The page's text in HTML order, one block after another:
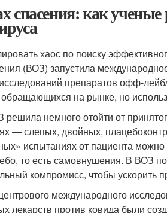
спасения: как
хаос по поиску
(ВОЗ) запустила
препаратов офф-
на рынке, но
немного отойти от
— слепых, двойных,
испытаниях от пациента
то есть самовнушения. В ВОЗ
компромисс, чтобы ускорить
международного
лекарств против ковида были